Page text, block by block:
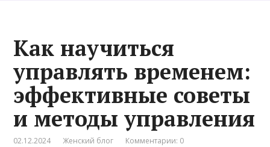
Как научиться
управлять временем:
эффективные советы
и методы управления
02.12.2024 Женский блог Комментарии: 0